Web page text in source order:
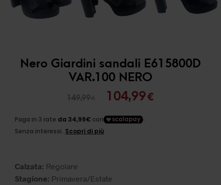
Nero Giardini sandali E615800D
VAR.100 NERO
149,99€
Il
originale
104,99€
Calzata: Regolare
Stagione: Primavera/Estate